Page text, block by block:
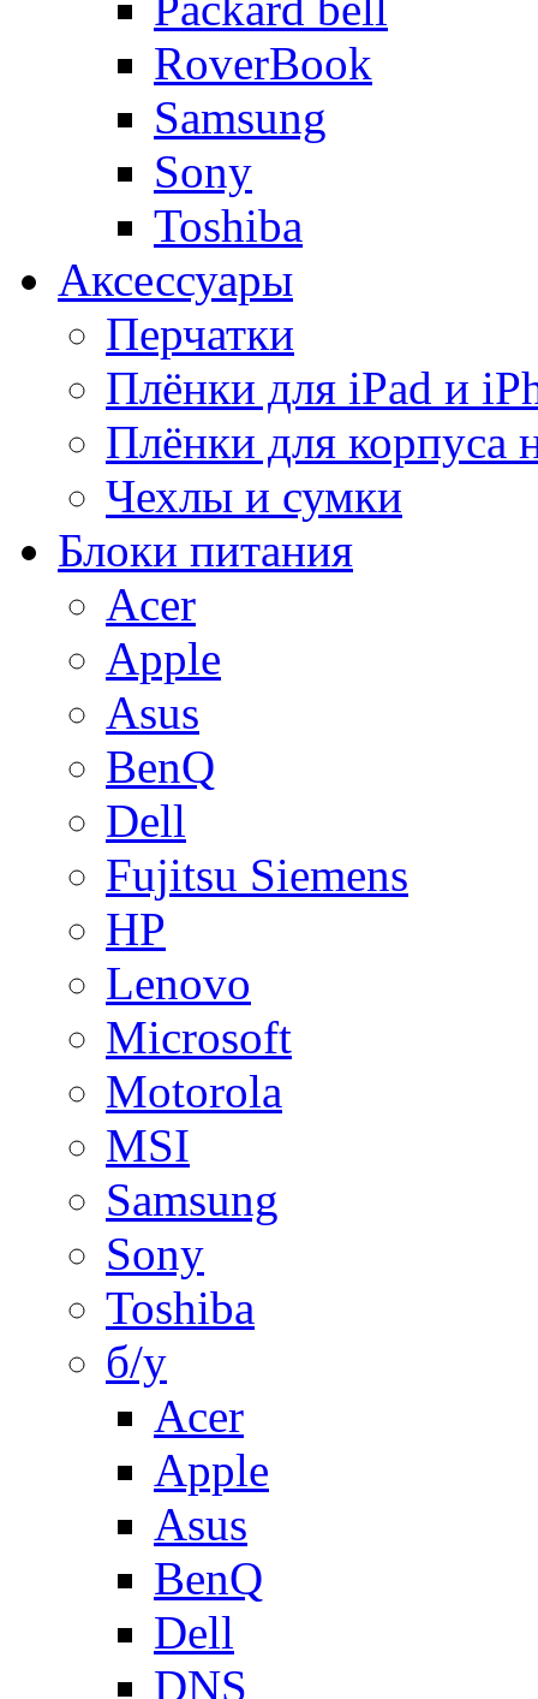
RoverBook
Samsung
Sony
Toshiba
Аксессуары
Перчатки
Плёнки для iPad и
Плёнки для корпуса
Чехлы и сумки
Блоки питания
Acer
Apple
Asus
BenQ
Dell
Fujitsu Siemens
HP
Lenovo
Microsoft
Motorola
MSI
Samsung
Sony
Toshiba
б/у
Acer
Apple
Asus
BenQ
Dell
DNS